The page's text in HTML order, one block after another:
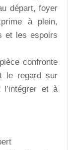
départ, foyer
à plein,
et les espoirs
confronte
le regard sur
et à